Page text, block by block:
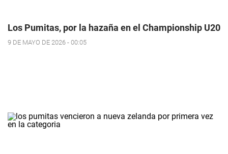
Los Pumitas, por la hazaña en el Championship U20
9 DE MAYO DE 2026 - 00:05